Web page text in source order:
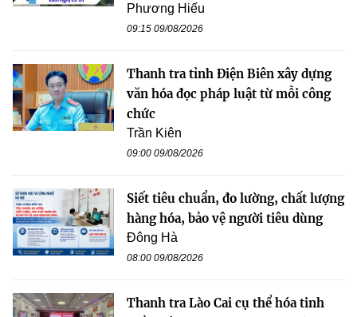
Phương Hiếu
09:15 09/08/2026
Thanh tra tỉnh Điện Biên xây dựng
văn hóa đọc pháp luật từ mỗi công
chức
Trần Kiên
09:00 09/08/2026
Siết tiêu chuẩn, đo lường, chất lượng
hàng hóa, bảo vệ người tiêu dùng
Đông Hà
08:00 09/08/2026
Thanh tra Lào Cai cụ thể hóa tinh